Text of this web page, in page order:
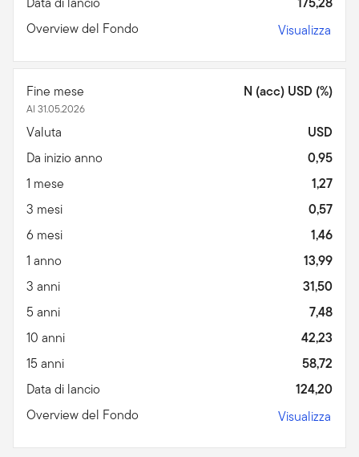
Overview del Fondo
Visualizza
Fine mese
Al 31.05.2026
N (acc) USD (%)
Valuta
USD
Da inizio anno
0,95
1 mese
1,27
3 mesi
0,57
6 mesi
1,46
1 anno
13,99
3 anni
31,50
5 anni
7,48
10 anni
42,23
15 anni
58,72
Data di lancio
124,20
Overview del Fondo
Visualizza